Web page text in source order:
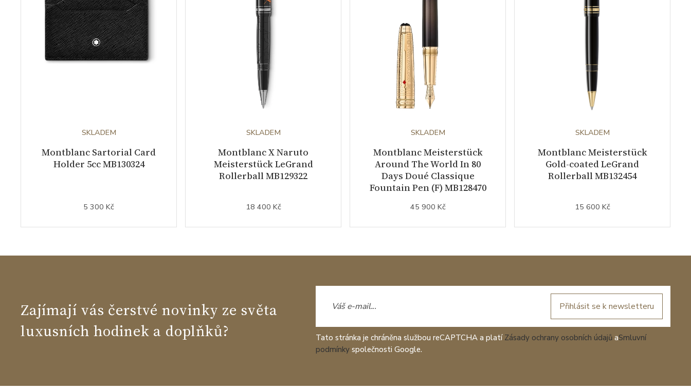
SKLADEM
Montblanc Sartorial Card
Holder 5cc MB130324
5 300 Kč
SKLADEM
Montblanc X Naruto
Meisterstück LeGrand
Rollerball MB129322
18 400 Kč
SKLADEM
Montblanc Meisterstück
Around The World In 80
Days Doué Classique
Fountain Pen (F) MB128470
45 900 Kč
SKLADEM
Montblanc Meisterstück
Gold-coated LeGrand
Rollerball MB132454
15 600 Kč
Zajímají vás čerstvé novinky ze světa
luxusních hodinek a doplňků?
Přihlásit se k newsletteru
Tato stránka je chráněna službou reCAPTCHA a platí Zásady ochrany osobních údajů aSmluvní
podmínky společnosti Google.